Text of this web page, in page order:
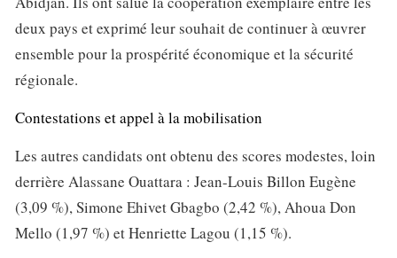
deux pays et exprimé leur souhait de continuer à œuvrer
ensemble pour la prospérité économique et la sécurité
régionale.
Contestations et appel à la mobilisation
Les autres candidats ont obtenu des scores modestes, loin
derrière Alassane Ouattara : Jean-Louis Billon Eugène
(3,09 %), Simone Ehivet Gbagbo (2,42 %), Ahoua Don
Mello (1,97 %) et Henriette Lagou (1,15 %).